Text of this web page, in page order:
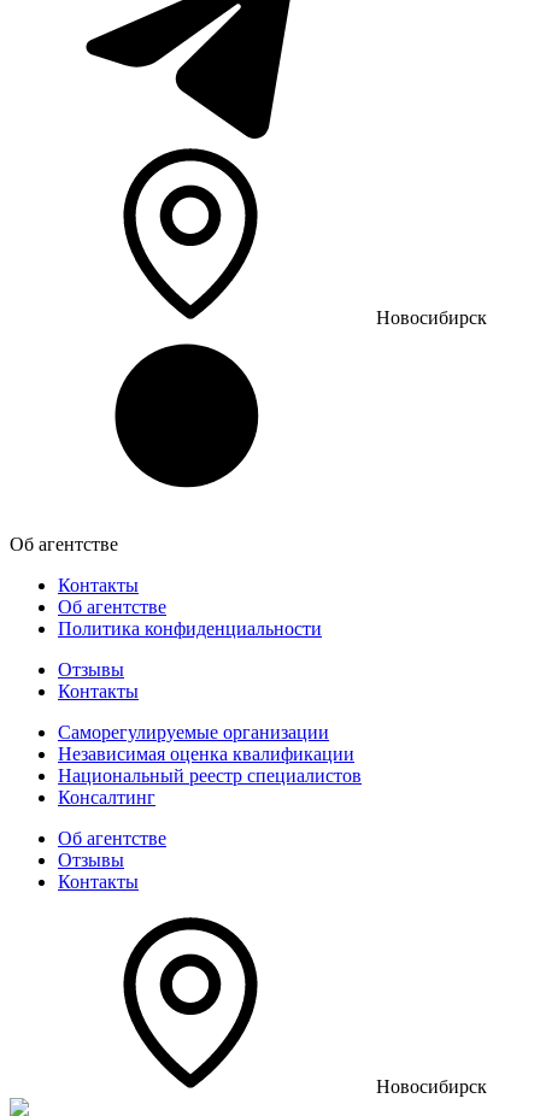
Новосибирск
Об агентстве
Контакты
Об агентстве
Политика конфиденциальности
Отзывы
Контакты
Саморегулируемые организации
Независимая оценка квалификации
Национальный реестр специалистов
Консалтинг
Об агентстве
Отзывы
Контакты
Новосибирск